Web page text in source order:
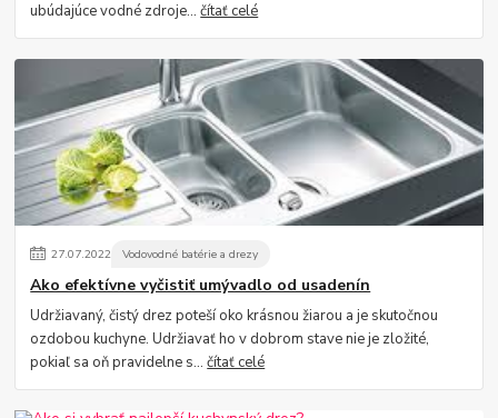
ubúdajúce vodné zdroje...čítať celé
27.07.2022 Vodovodné batérie a drezy
Ako efektívne vyčistiť umývadlo od usadenín
Udržiavaný, čistý drez poteší oko krásnou žiarou a je skutočnou
ozdobou kuchyne. Udržiavať ho v dobrom stave nie je zložité,
pokiaľ sa oň pravidelne s...čítať celé